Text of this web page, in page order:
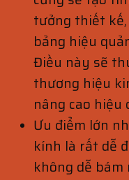
tưởng thiết
bảng hiệu
Điều này sẽ
thương hiệu
nâng cao hiệu
Ưu điểm lớn
kính là rất dễ
không dễ